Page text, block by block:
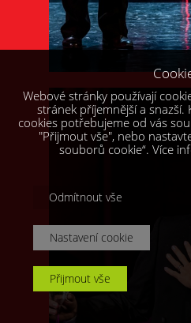
Webové stránky používají
stránek příjemnější a snazší.
cookies potřebujeme od vás
"Přijmout vše", nebo
souborů cookie“. Více
Odmítnout vše
Nastavení cookie
Přijmout vše